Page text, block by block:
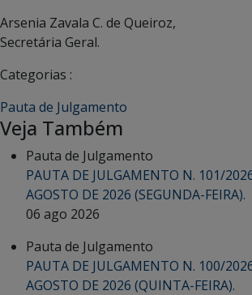
Arsenia Zavala C. de Queiroz,
Secretária Geral.
Categorias :
Pauta de Julgamento
Veja Também
Pauta de Julgamento
PAUTA DE JULGAMENTO N. 101/
AGOSTO DE 2026 (SEGUNDA-FEIRA).
06 ago 2026
Pauta de Julgamento
PAUTA DE JULGAMENTO N. 100/
AGOSTO DE 2026 (QUINTA-FEIRA).